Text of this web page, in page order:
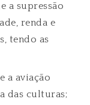
a supressão
renda e
tendo as
a aviação
das culturas;